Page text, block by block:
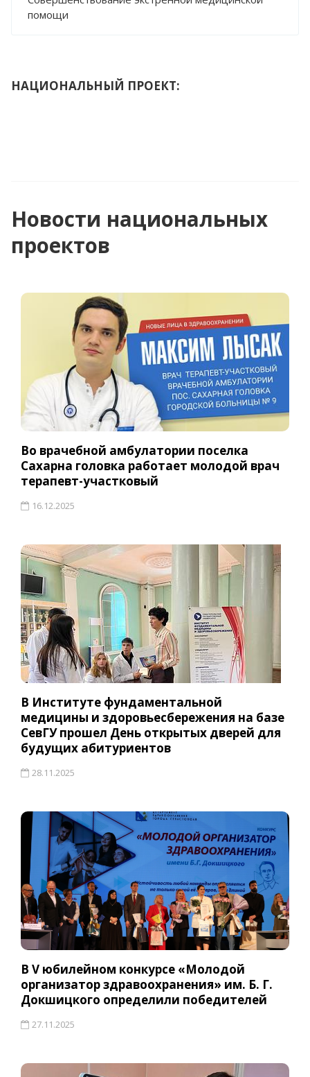
помощи
НАЦИОНАЛЬНЫЙ ПРОЕКТ:
Новости национальных
проектов
Во врачебной амбулатории поселка
Сахарна головка работает молодой врач
терапевт-участковый
16.12.2025
В Институте фундаментальной
медицины и здоровьесбережения на базе
СевГУ прошел День открытых дверей для
будущих абитуриентов
28.11.2025
В V юбилейном конкурсе «Молодой
организатор здравоохранения» им. Б. Г.
Докшицкого определили победителей
27.11.2025